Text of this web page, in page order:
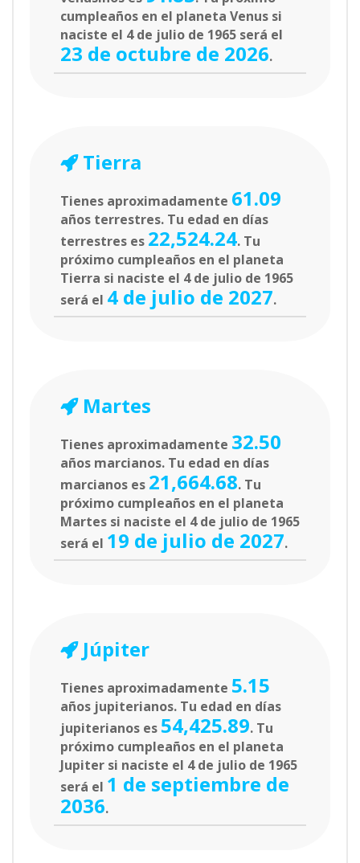
cumpleaños en el planeta Venus si
naciste el 4 de julio de 1965 será el
23 de octubre de 2026.
Tierra
Tienes aproximadamente 61.09
años terrestres. Tu edad en días
terrestres es 22,524.24. Tu
próximo cumpleaños en el planeta
Tierra si naciste el 4 de julio de 1965
será el 4 de julio de 2027.
Martes
Tienes aproximadamente 32.50
años marcianos. Tu edad en días
marcianos es 21,664.68. Tu
próximo cumpleaños en el planeta
Martes si naciste el 4 de julio de 1965
será el 19 de julio de 2027.
Júpiter
Tienes aproximadamente 5.15
años jupiterianos. Tu edad en días
jupiterianos es 54,425.89. Tu
próximo cumpleaños en el planeta
Jupiter si naciste el 4 de julio de 1965
será el 1 de septiembre de
2036.